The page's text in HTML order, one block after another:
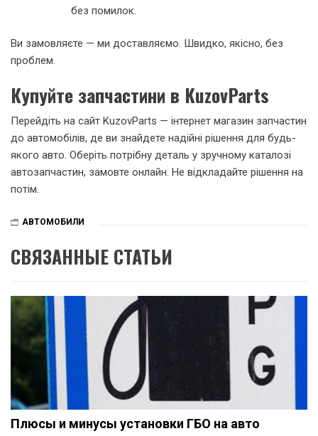
без помилок.
Ви замовляєте — ми доставляємо. Швидко, якісно, без
проблем.
Купуйте запчастини в KuzovParts
Перейдіть на сайт KuzovParts — інтернет магазин запчастин
до автомобілів, де ви знайдете надійні рішення для будь-
якого авто. Оберіть потрібну деталь у зручному каталозі
автозапчастин, замовте онлайн. Не відкладайте рішення на
потім.
АВТОМОБИЛИ
СВЯЗАННЫЕ СТАТЬИ
Плюсы и минусы установки ГБО на авто